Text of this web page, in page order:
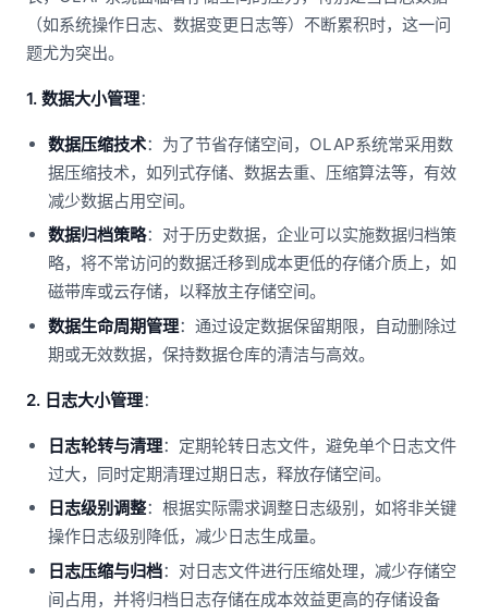
（如系统操作日志、数据变更日志等）不断累积时，这一问
题尤为突出。
1. 数据大小管理：
数据压缩技术：为了节省存储空间，OLAP系统常采用数
据压缩技术，如列式存储、数据去重、压缩算法等，有效
减少数据占用空间。
数据归档策略：对于历史数据，企业可以实施数据归档策
略，将不常访问的数据迁移到成本更低的存储介质上，如
磁带库或云存储，以释放主存储空间。
数据生命周期管理：通过设定数据保留期限，自动删除过
期或无效数据，保持数据仓库的清洁与高效。
2. 日志大小管理：
日志轮转与清理：定期轮转日志文件，避免单个日志文件
过大，同时定期清理过期日志，释放存储空间。
日志级别调整：根据实际需求调整日志级别，如将非关键
操作日志级别降低，减少日志生成量。
日志压缩与归档：对日志文件进行压缩处理，减少存储空
间占用，并将归档日志存储在成本效益更高的存储设备